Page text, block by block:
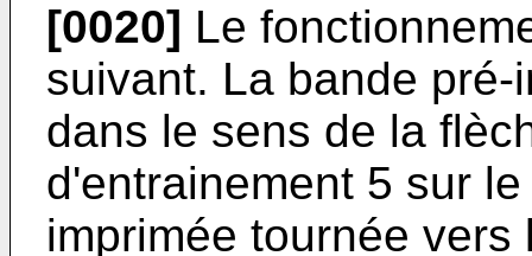
[0020] Le
suivant. La bande
dans le sens de la
d'entrainement 5 sur
imprimée tournée